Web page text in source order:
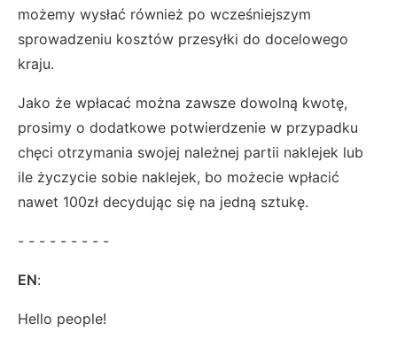
możemy wysłać również po wcześniejszym
sprowadzeniu kosztów przesyłki do docelowego
kraju.
Jako że wpłacać można zawsze dowolną kwotę,
prosimy o dodatkowe potwierdzenie w przypadku
chęci otrzymania swojej należnej partii naklejek lub
ile życzycie sobie naklejek, bo możecie wpłacić
nawet 100zł decydując się na jedną sztukę.
- - - - - - - - -
EN:
Hello people!